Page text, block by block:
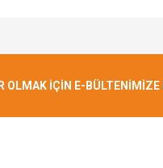
OLMAK İÇİN E-